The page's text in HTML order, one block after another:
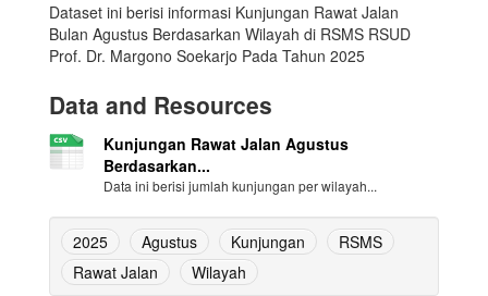
Dataset ini berisi informasi Kunjungan Rawat Jalan
Bulan Agustus Berdasarkan Wilayah di RSMS RSUD
Prof. Dr. Margono Soekarjo Pada Tahun 2025
Data and Resources
Kunjungan Rawat Jalan Agustus
Berdasarkan...
Data ini berisi jumlah kunjungan per wilayah...
2025 Agustus Kunjungan
RSMS
Rawat Jalan
Wilayah